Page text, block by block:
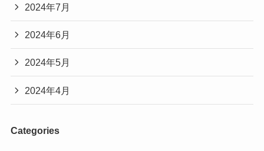
2024年7月
2024年6月
2024年5月
2024年4月
Categories